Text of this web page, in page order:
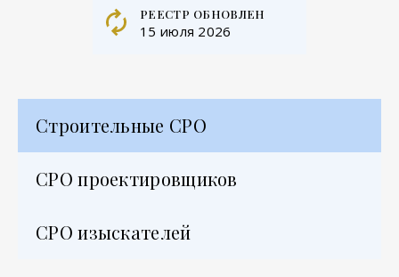
реестр обновлен
15 июля 2026
Строительные СРО
СРО проектировщиков
СРО изыскателей